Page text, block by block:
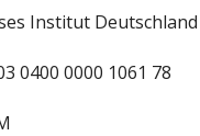
Institut Deutschland
0400 0000 1061 78